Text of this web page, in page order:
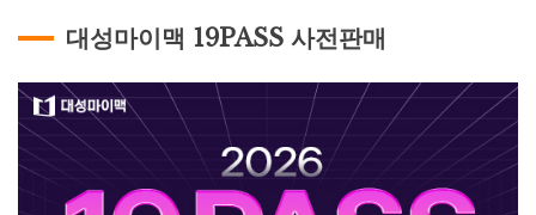
대성마이맥 19PASS 사전판매